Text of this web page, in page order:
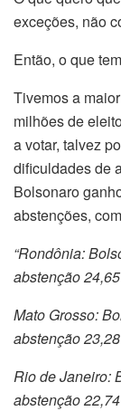
exceções, não
Então, o que
Tivemos a
milhões de
a votar, talvez
dificuldades de
Bolsonaro
abstenções,
“Rondônia:
abstenção
Mato Grosso:
abstenção
Rio de Janeiro:
abstenção